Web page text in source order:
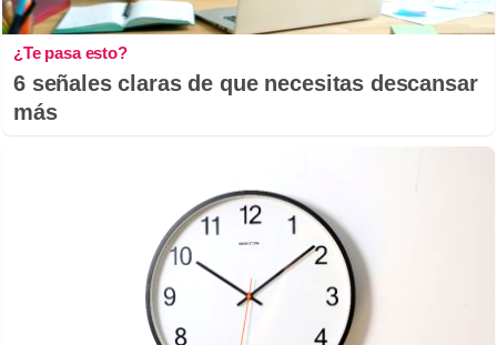
¿Te pasa esto?
6 señales claras de que necesitas descansar
más